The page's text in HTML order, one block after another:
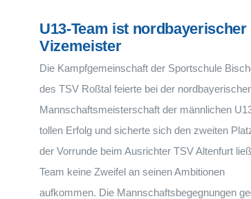
U13-Team ist nordbayerischer
Vizemeister
Die Kampfgemeinschaft der Sportschule
des TSV Roßtal feierte bei der
Mannschaftsmeisterschaft der männlichen
tollen Erfolg und sicherte sich den zweiten
der Vorrunde beim Ausrichter TSV Altenfurt
Team keine Zweifel an seinen Ambitionen
aufkommen. Die Mannschaftsbegegnungen